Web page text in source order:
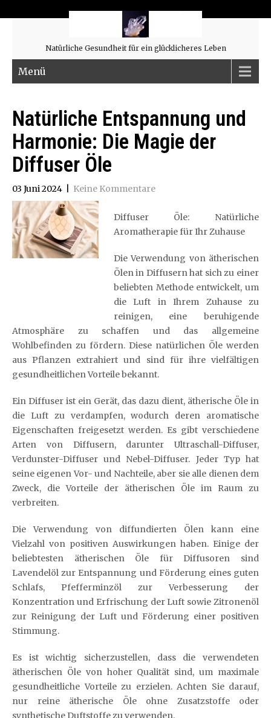
Natürliche Gesundheit für ein glücklicheres Leben
Menü
Natürliche Entspannung und
Harmonie: Die Magie der
Diffuser Öle
03 Juni 2024 Keine Kommentare
Diffuser Öle: Natürliche
Aromatherapie für Ihr Zuhause
Die Verwendung von ätherischen
Ölen in Diffusern hat sich zu einer
beliebten Methode entwickelt, um
die Luft in Ihrem Zuhause zu
reinigen, eine beruhigende
Atmosphäre zu schaffen und das allgemeine
Wohlbefinden zu fördern. Diese natürlichen Öle werden
aus Pflanzen extrahiert und sind für ihre vielfältigen
gesundheitlichen Vorteile bekannt.
Ein Diffuser ist ein Gerät, das dazu dient, ätherische Öle in
die Luft zu verdampfen, wodurch deren aromatische
Eigenschaften freigesetzt werden. Es gibt verschiedene
Arten von Diffusern, darunter Ultraschall-Diffuser,
Verdunster-Diffuser und Nebel-Diffuser. Jeder Typ hat
seine eigenen Vor- und Nachteile, aber sie alle dienen dem
Zweck, die Vorteile der ätherischen Öle im Raum zu
verbreiten.
Die Verwendung von diffundierten Ölen kann eine
Vielzahl von positiven Auswirkungen haben. Einige der
beliebtesten ätherischen Öle für Diffusoren sind
Lavendelöl zur Entspannung und Förderung eines guten
Schlafs, Pfefferminzöl zur Verbesserung der
Konzentration und Erfrischung der Luft sowie Zitronenöl
zur Reinigung der Luft und Förderung einer positiven
Stimmung.
Es ist wichtig sicherzustellen, dass die verwendeten
ätherischen Öle von hoher Qualität sind, um maximale
gesundheitliche Vorteile zu erzielen. Achten Sie darauf,
nur reine ätherische Öle ohne Zusatzstoffe oder
synthetische Duftstoffe zu verwenden.